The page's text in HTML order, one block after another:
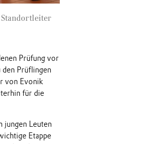
Prüfung vor
Prüflingen
von Evonik
für die
jungen Leuten
Etappe